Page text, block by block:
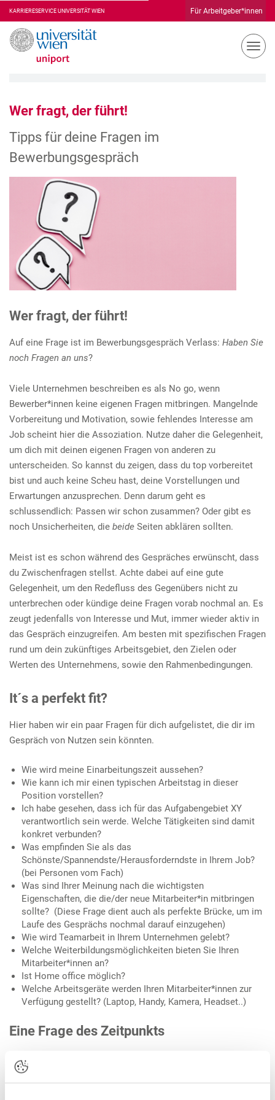
KARRIERESERVICE Für Arbeitgeber*innen
N
Wer fragt, der führt!
Tipps für deine Fragen im
Bewerbungsgespräch
Wer fragt, der führt!
Auf eine Frage ist im Bewerbungsgespräch Verlass: Haben Sie
noch Fragen an uns?
Viele Unternehmen beschreiben es als No go, wenn
Bewerber*innen keine eigenen Fragen mitbringen. Mangelnde
Vorbereitung und Motivation, sowie fehlendes Interesse am
Job scheint hier die Assoziation. Nutze daher die Gelegenheit,
um dich mit deinen eigenen Fragen von anderen zu
unterscheiden. So kannst du zeigen, dass du top vorbereitet
bist und auch keine Scheu hast, deine Vorstellungen und
Erwartungen anzusprechen. Denn darum geht es
schlussendlich: Passen wir schon zusammen? Oder gibt es
noch Unsicherheiten, die beide Seiten abklären sollten.
Meist ist es schon während des Gespräches erwünscht, dass
du Zwischenfragen stellst. Achte dabei auf eine gute
Gelegenheit, um den Redefluss des Gegenübers nicht zu
unterbrechen oder kündige deine Fragen vorab nochmal an. Es
zeugt jedenfalls von Interesse und Mut, immer wieder aktiv in
das Gespräch einzugreifen. Am besten mit spezifischen Fragen
rund um dein zukünftiges Arbeitsgebiet, den Zielen oder
Werten des Unternehmens, sowie den Rahmenbedingungen.
It´s a perfekt fit?
Hier haben wir ein paar Fragen für dich aufgelistet, die dir im
Gespräch von Nutzen sein könnten.
Wie wird meine Einarbeitungszeit aussehen?
Wie kann ich mir einen typischen Arbeitstag in dieser
Position vorstellen?
Ich habe gesehen, dass ich für das Aufgabengebiet XY
verantwortlich sein werde. Welche Tätigkeiten sind damit
konkret verbunden?
Was empfinden Sie als das
Schönste/Spannendste/Herausforderndste in Ihrem Job?
(bei Personen vom Fach)
Was sind Ihrer Meinung nach die wichtigsten
Eigenschaften, die die/der neue Mitarbeiter*in mitbringen
sollte? (Diese Frage dient auch als perfekte Brücke, um im
Laufe des Gesprächs nochmal darauf einzugehen)
Wie wird Teamarbeit in Ihrem Unternehmen gelebt?
Welche Weiterbildungsmöglichkeiten bieten Sie Ihren
Mitarbeiter*innen an?
Ist Home office möglich?
Welche Arbeitsgeräte werden Ihren Mitarbeiter*innen zur
Verfügung gestellt? (Laptop, Handy, Kamera, Headset..)
Eine Frage des Zeitpunkts
Manche Fragen sollten besser nicht gleich zu Beginn des
Gesprächs auftauchen. So ist die Frage nach dem Gehalt auch